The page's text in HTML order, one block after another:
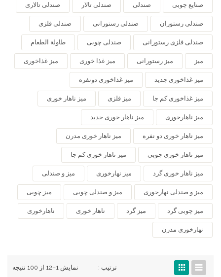
صنایع چوبی صندلی صندلی تالار صندلی تالاری
صندلی رستوران صندلی رستورانی صندلی فلزی
صندلی فلزی رستورانی صندلی چوبی طاولة الطعام
میز میز رستورانی میز غذا خوری میز غذاخوری
میز غذاخوری جدید میز غذاخوری دونفره
میز غذاخوری کم جا میز فلزی میز ناهار خوری
میز ناهارخوری میز ناهار خوری جدید
میز ناهار خوری دو نفره میز ناهار خوری مدرن
میز ناهار خوری چوبی میز ناهار خوری کم جا
میز ناهار خوری گرد میز نهارخوری میز و صندلی
میز و صندلی نهارخوری میز و صندلی چوبی میز چوبی
میز چوبی گرد میز گرد ناهار خوری ناهارخوری
نهارخوری مدرن
نمایش 1–12 از 100 نتیجه ترتیب :